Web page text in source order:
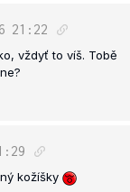
21:22
vždyť to víš. Tobě
kožíšky